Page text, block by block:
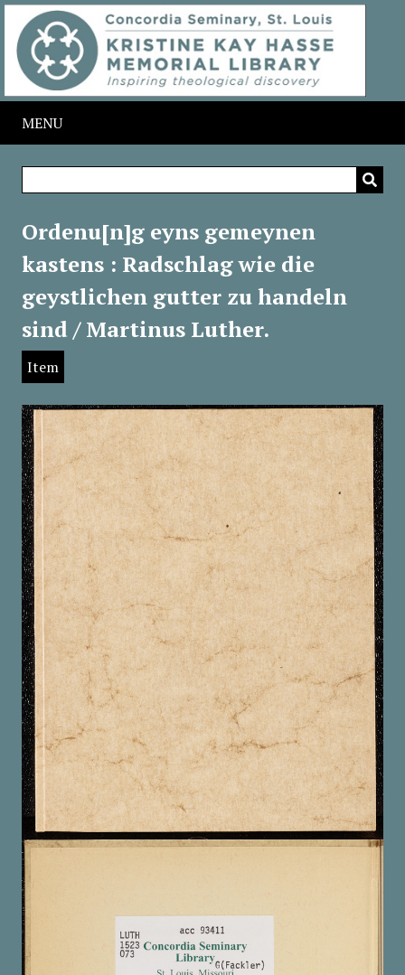
MENU
Ordenu[n]g eyns gemeynen
kastens : Radschlag wie die
geystlichen gutter zu handeln
sind / Martinus Luther.
Item